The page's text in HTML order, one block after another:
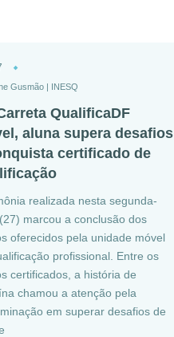
Gusmão | INESQ
QualificaDF
aluna supera desafios
certificado de
realizada nesta segunda-
marcou a conclusão dos
oferecidos pela unidade móvel
profissional. Entre os
certificados, a história de
chamou a atenção pela
em superar desafios de